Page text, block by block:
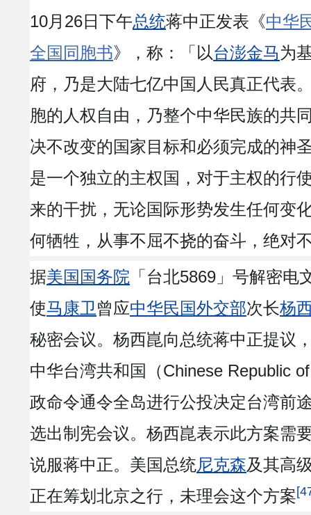
10月26日下午总统蒋中正发表《中华
全国同胞书》，称：「以台澎金马为
府，乃是大陆七亿中国人民真正代表
胞的人权自由，乃整个中华民族的共
决不改变的国家目标和必须完成的神
是一个独立的主权国，对于主权的行
来的干扰，无论国际形势发生任何变
何牺牲，从事不屈不挠的奋斗，绝对
据美国国务院 「台北5869」号解密电
使马康卫 曾应中华民国外交部次长杨
秘密会议。杨西崑向总统蒋中正提议
中华台湾共和国（Chinese Republic
政命令通令全岛进行公投决定台湾前
选出制宪会议。杨西崑表示此方案需
说服蒋中正。美国总统尼克森及其高
正在筹划北京之行，未理会这个方案